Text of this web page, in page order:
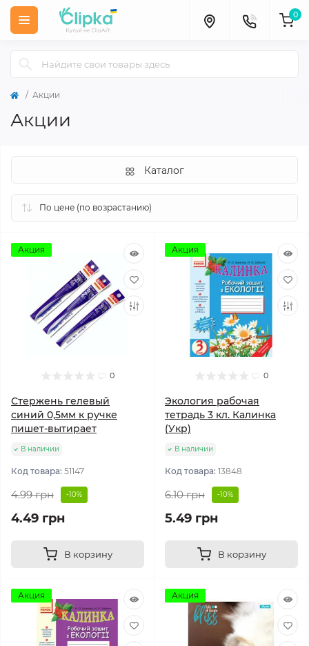
0
Акции
Акции
Каталог
Акция
0
Стержень гелевый
синий 0,5мм к ручке
пишет-вытирает
В наличии
Код товара: 51147
4.99 грн -10%
4.49 грн
В корзину
Акция
0
Экология рабочая
тетрадь 3 кл. Калинка
(Укр)
В наличии
Код товара: 13848
6.10 грн -10%
5.49 грн
В корзину
Акция Акция